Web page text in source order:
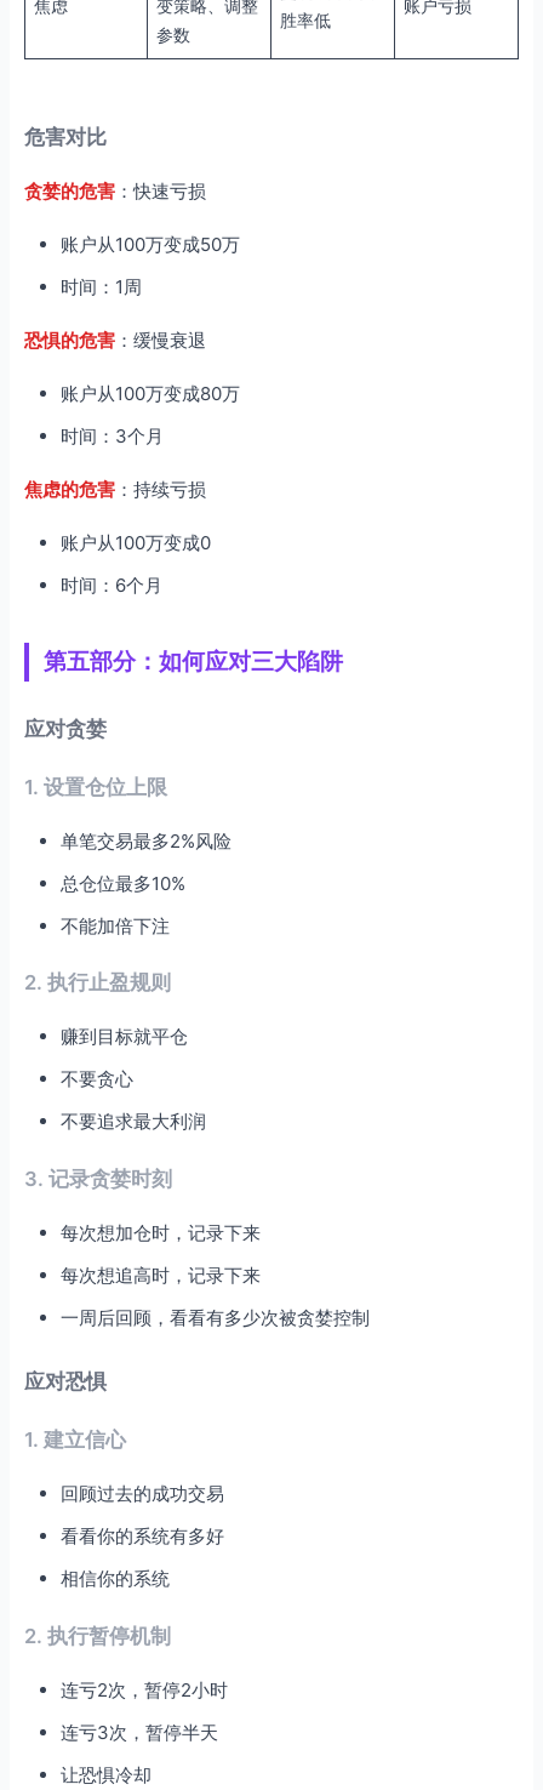
焦虑
变策略、调整
参数
胜率低
账户亏损
危害对比
贪婪的危害 ：快速亏损
账户从100万变成50万
时间：1周
恐惧的危害 ：缓慢衰退
账户从100万变成80万
时间：3个月
焦虑的危害 ：持续亏损
账户从100万变成0
时间：6个月
第五部分：如何应对三大陷阱
应对贪婪
1. 设置仓位上限
单笔交易最多2%风险
总仓位最多10%
不能加倍下注
2. 执行止盈规则
赚到目标就平仓
不要贪心
不要追求最大利润
3. 记录贪婪时刻
每次想加仓时，记录下来
每次想追高时，记录下来
一周后回顾，看看有多少次被贪婪控制
应对恐惧
1. 建立信心
回顾过去的成功交易
看看你的系统有多好
相信你的系统
2. 执行暂停机制
连亏2次，暂停2小时
连亏3次，暂停半天
让恐惧冷却